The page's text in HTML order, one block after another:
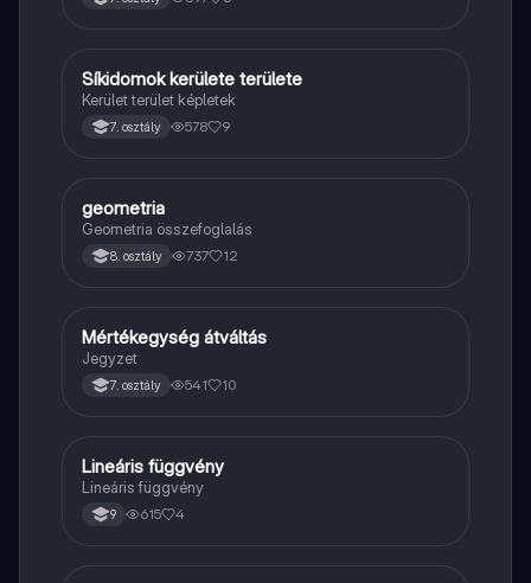
Matek
Síkidomok kerülete területe
Kerület terület képletek
7. osztály 578 9
Matek
geometria
Geometria összefoglalás
8. osztály 737 12
Matek
Mértékegység átváltás
Jegyzet
7. osztály 541 10
Matek
Lineáris függvény
Lineáris függvény
9 615 4